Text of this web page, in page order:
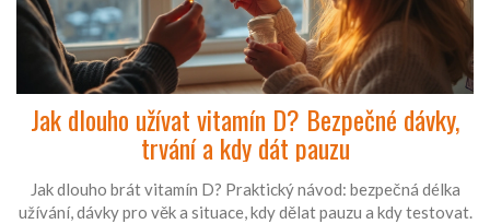
Jak dlouho užívat vitamín D? Bezpečné dávky,
trvání a kdy dát pauzu
Jak dlouho brát vitamín D? Praktický návod: bezpečná délka
užívání, dávky pro věk a situace, kdy dělat pauzu a kdy testovat.